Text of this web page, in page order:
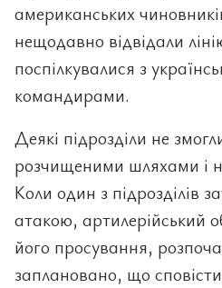
американських
нещодавно відвідали
поспілкувалися з
командирами.
Деякі підрозділи не
розчищеними шляхами і
Коли один з підрозділів
атакою, артилерійський
його просування,
заплановано, що